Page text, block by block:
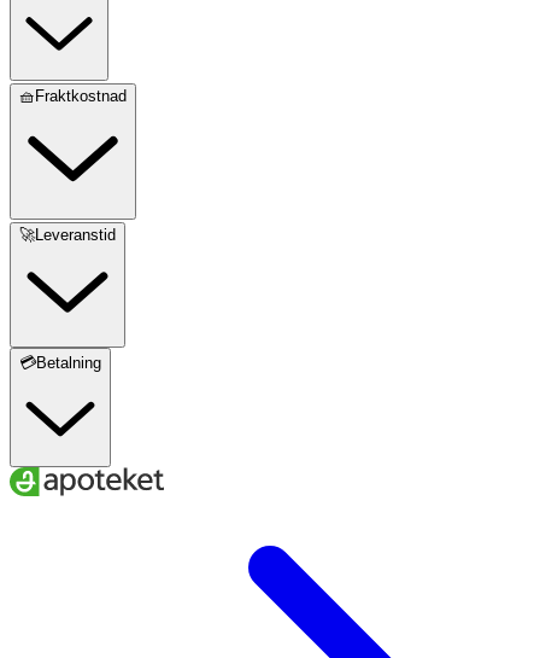
🧺Fraktkostnad
🚀Leveranstid
💳Betalning